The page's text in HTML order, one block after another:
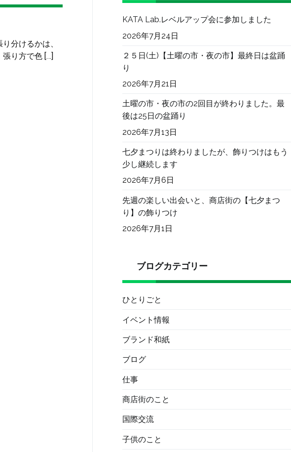
分けるかは、
り方で色 […]
KATA Lab.レベルアップ会に参加しました
2026年7月24日
２５日(土)【土曜の市・夜の市】最終日は盆踊
り
2026年7月21日
土曜の市・夜の市の2回目が終わりました。最
後は25日の盆踊り
2026年7月13日
七夕まつりは終わりましたが、飾りつけはもう
少し継続します
2026年7月6日
先週の楽しい出会いと、商店街の【七夕まつ
り】の飾りつけ
2026年7月1日
ブログカテゴリー
ひとりごと
イベント情報
ブランド和紙
ブログ
仕事
商店街のこと
国際交流
子供のこと